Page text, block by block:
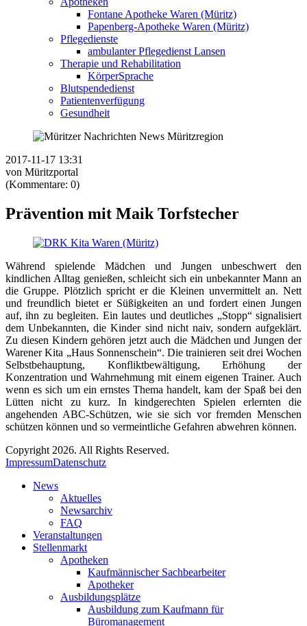
Fontane Apotheke Waren (Müritz)
Papenberg-Apotheke Waren (Müritz)
Pflegedienste
ambulanter Pflegedienst Lansen
Therapie und Rehabilitation
KörperSprache
Blutspendedienst
Patientenverfügung
Gesundheit
2017-11-17 13:31
von Müritzportal
(Kommentare: 0)
Prävention mit Maik Torfstecher
Während spielende Mädchen und Jungen unbeschwert den
kindlichen Alltag genießen, schleicht sich ein unbekannter Mann an
die Gruppe. Plötzlich spricht er die Kleinen unvermittelt an. Nett
und freundlich bietet er Süßigkeiten an und fordert einen Jungen
auf, ihn zu begleiten. Ein lautes und deutliches „Stopp“ signalisiert
dem Unbekannten, die Kinder sind nicht naiv, sondern aufgeklärt.
Zu diesen Kindern gehören jetzt auch die Mädchen und Jungen der
Warener Kita „Haus Sonnenschein“. Die trainieren seit drei Wochen
Selbstbehauptung, Konfliktbewältigung, Erhöhung der
Konzentration und Wahrnehmung mit einem eigenen Trainer. Auch
wenn es sich um ein ernstes Thema handelt, kam der Spaß bei den
Lütten nicht zu kurz. In kindgerechten Spielen erlernten die
angehenden ABC-Schützen, wie sie sich vor fremden Menschen
schützen können und so vermeintliche Gefahren abwehren können.
Copyright 2026. All Rights Reserved.
ImpressumDatenschutz
News
Aktuelles
Newsarchiv
FAQ
Veranstaltungen
Stellenmarkt
Apotheken
Kaufmännischer Sachbearbeiter
Apotheker
Ausbildungsplätze
Ausbildung zum Kaufmann für
Büromanagement